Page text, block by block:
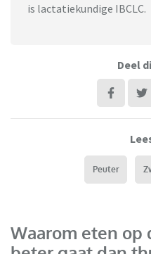
is lactatiekundige IBCLC.
Deel
Peuter
Waarom eten op